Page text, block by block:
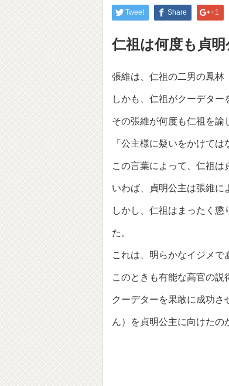
Tweet Share +1
仁祖は何度も貞
張維は、仁祖の二男の鳳林
しかも、仁祖がクーデター
その張維が何度も仁祖を諭
「公主様に疑いをかけては
この言葉によって、仁祖は
いわば、貞明公主は張維に
しかし、仁祖はまったく
た。
これは、明らかなイジメで
このときも有能な高官の説
クーデターを果敢に成功
ん）を貞明公主に向けたの